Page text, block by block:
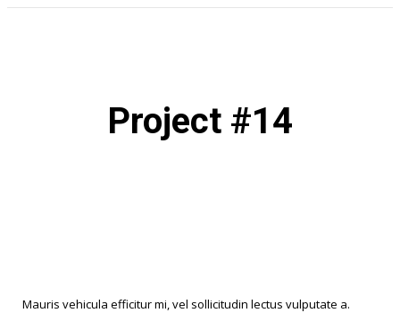
Project #14
Mauris vehicula efficitur mi, vel sollicitudin lectus vulputate a.